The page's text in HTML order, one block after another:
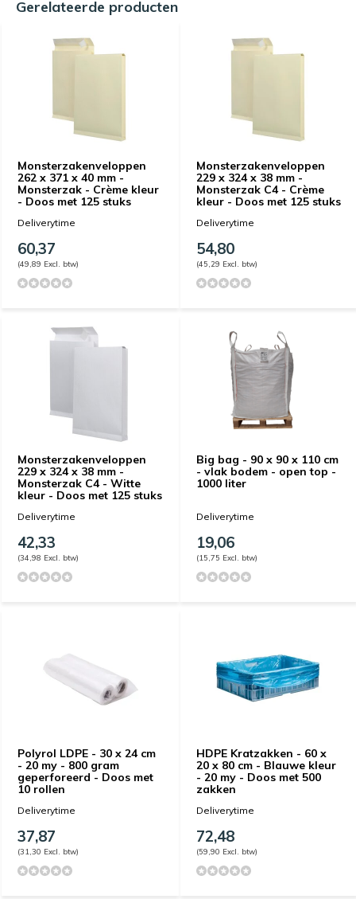
Gerelateerde producten
Monsterzakenveloppen
262 x 371 x 40 mm -
Monsterzak - Crème kleur
- Doos met 125 stuks
Deliverytime
60,37
(49,89 Excl. btw)
Monsterzakenveloppen
229 x 324 x 38 mm -
Monsterzak C4 - Crème
kleur - Doos met 125 stuks
Deliverytime
54,80
(45,29 Excl. btw)
Monsterzakenveloppen
229 x 324 x 38 mm -
Monsterzak C4 - Witte
kleur - Doos met 125 stuks
Deliverytime
42,33
(34,98 Excl. btw)
Big bag - 90 x 90 x 110 cm
- vlak bodem - open top -
1000 liter
Deliverytime
19,06
(15,75 Excl. btw)
Polyrol LDPE - 30 x 24 cm
- 20 my - 800 gram
geperforeerd - Doos met
10 rollen
Deliverytime
37,87
(31,30 Excl. btw)
HDPE Kratzakken - 60 x
20 x 80 cm - Blauwe kleur
- 20 my - Doos met 500
zakken
Deliverytime
72,48
(59,90 Excl. btw)